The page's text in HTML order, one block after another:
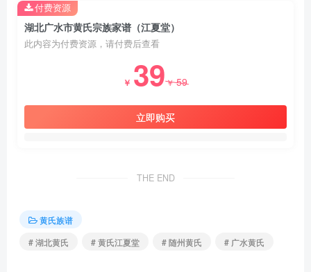
湖北广水市黄氏宗族家谱（江夏堂）
此内容为付费资源，请付费后查看
￥ 39￥59
立即购买
付费资源
THE END
黄氏族谱
# 湖北黄氏
# 黄氏江夏堂 # 随州黄氏 # 广水黄氏